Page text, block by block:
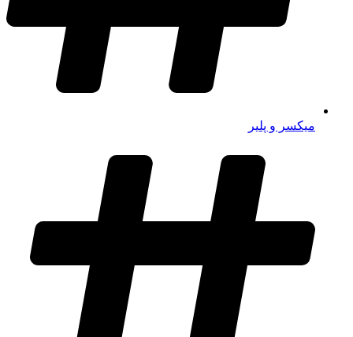
میکسر و پلیر